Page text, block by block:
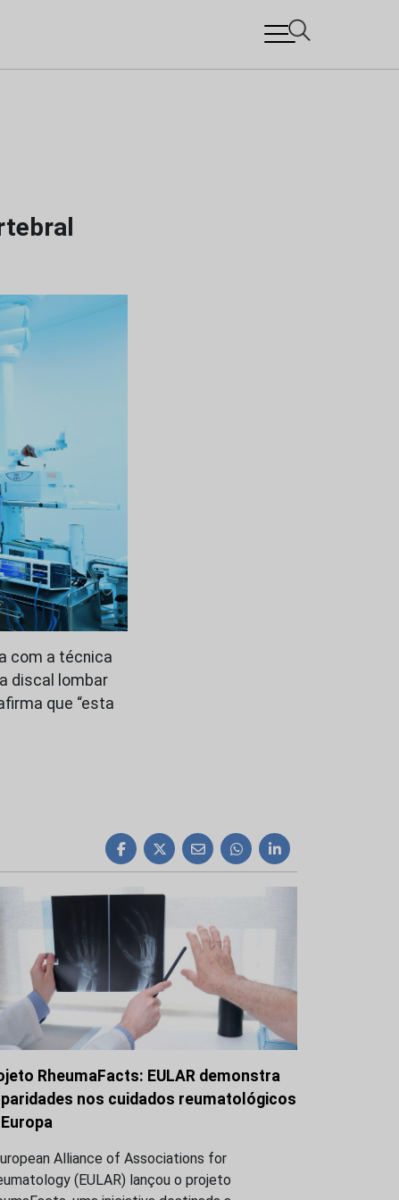
com a técnica
discal lombar
que “esta
RheumaFacts: EULAR demonstra
nos cuidados reumatológicos
Alliance of Associations for
(EULAR) lançou o projeto